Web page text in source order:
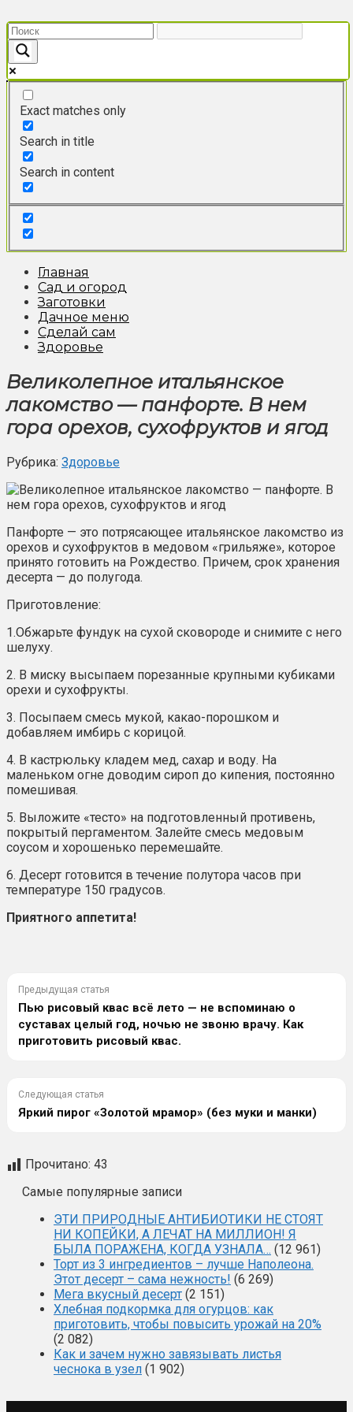
к
контенту
Exact matches only
Search in title
Search in content
Главная
Сад и огород
Заготовки
Дачное меню
Сделай сам
Здоровье
Великолепное итальянское
лакомство — панфорте. В нем
гора орехов, сухофруктов и ягод
Рубрика: Здоровье
Панфорте — это потрясающее итальянское лакомство из
орехов и сухофруктов в медовом «грильяже», которое
принято готовить на Рождество. Причем, срок хранения
десерта — до полугода.
Приготовление:
1.Обжарьте фундук на сухой сковороде и снимите с него
шелуху.
2. В миску высыпаем порезанные крупными кубиками
орехи и сухофрукты.
3. Посыпаем смесь мукой, какао-порошком и
добавляем имбирь с корицой.
4. В кастрюльку кладем мед, сахар и воду. На
маленьком огне доводим сироп до кипения, постоянно
помешивая.
5. Выложите «тесто» на подготовленный противень,
покрытый пергаментом. Залейте смесь медовым
соусом и хорошенько перемешайте.
6. Десерт готовится в течение полутора часов при
температуре 150 градусов.
Приятного аппетита!
Предыдущая статья
Пью рисовый квас всё лето — не вспоминаю о
суставах целый год, ночью не звоню врачу. Как
приготовить рисовый квас.
Следующая статья
Яркий пирог «Золотой мрамор» (без муки и манки)
Прочитано: 43
Самые популярные записи
ЭТИ ПРИРОДНЫЕ АНТИБИОТИКИ НЕ СТОЯТ
НИ КОПЕЙКИ, А ЛЕЧАТ НА МИЛЛИОН! Я
БЫЛА ПОРАЖЕНА, КОГДА УЗНАЛА… (12 961)
Торт из 3 ингредиентов – лучше Наполеона.
Этот десерт – сама нежность! (6 269)
Мега вкусный десерт (2 151)
Хлебная подкормка для огурцов: как
приготовить, чтобы повысить урожай на 20%
(2 082)
Как и зачем нужно завязывать листья
чеснока в узел (1 902)